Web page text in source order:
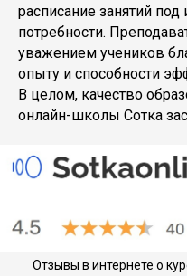
расписание занятий
потребности.
уважением учеников
опыту и способности
В целом, качество
онлайн-школы Сотка
Отзывы в интернете о